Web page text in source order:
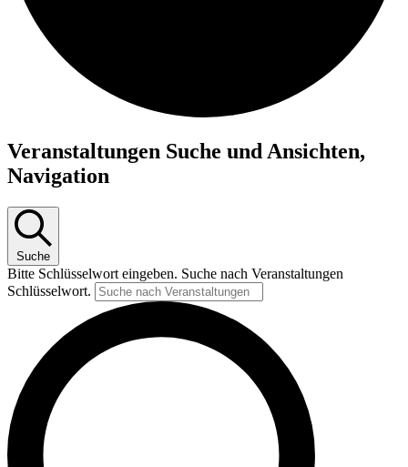
Veranstaltungen
für
1.
September
2025
Veranstaltungen Suche und Ansichten,
Navigation
Suche
Bitte Schlüsselwort eingeben. Suche nach Veranstaltungen
Schlüsselwort.